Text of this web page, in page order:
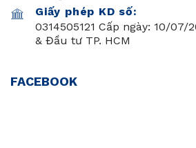
Giấy phép KD số:
0314505121 Cấp ngày: 10/07/
& Đầu tư TP. HCM
FACEBOOK